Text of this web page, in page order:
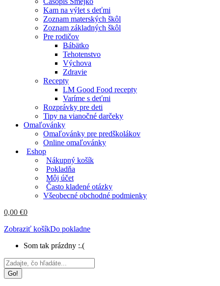
Kam na výlet s deťmi
Zoznam materských škôl
Zoznam základných škôl
Pre rodičov
Bábätko
Tehotenstvo
Výchova
Zdravie
Recepty
LM Good Food recepty
Varíme s deťmi
Rozprávky pre deti
Tipy na vianočné darčeky
Omaľovánky
Omaľovánky pre predškolákov
Online omaľovánky
Eshop
Nákupný košík
Pokladňa
Môj účet
Často kladené otázky
Všeobecné obchodné podmienky
0,00 €0
Zobraziť košíkDo pokladne
Som tak prázdny :.(
Search: